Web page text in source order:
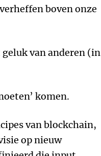
boven onze
van anderen (in
komen.
van blockchain,
op nieuw